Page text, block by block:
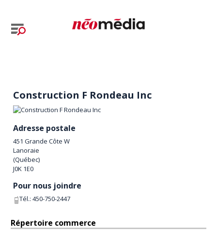
Construction F Rondeau Inc
Adresse postale
451 Grande Côte W
Lanoraie
(Québec)
J0K 1E0
Pour nous joindre
Tél.:450-750-2447
Répertoire commerce